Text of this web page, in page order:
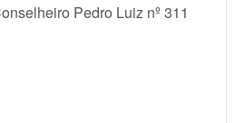
Pedro Luiz nº 311